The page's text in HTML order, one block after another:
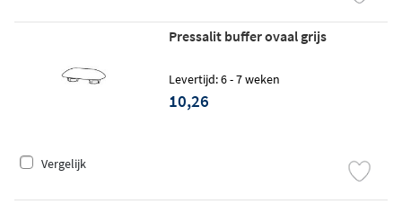
Pressalit buffer ovaal grijs
Levertijd: 6 - 7 weken
10,26
Vergelijk